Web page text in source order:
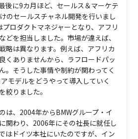
後に9カ月ほど、セールス＆マーケテ
のセールスチャネル開発を行いまし
ロダクトマネジャーとなり、アフリ
どを担当しました。市場が違えば、
略は異なります。例えば、アフリカ
くありませんから、ラフロードパッ
。そうした事情や制約が関わってく
モデルをどうやって導入していく
絞りました。
は、2004年からBMWグループ・イ
関わり、2006年にその社長に就任し
はドイツ本社にいたのですが、イン